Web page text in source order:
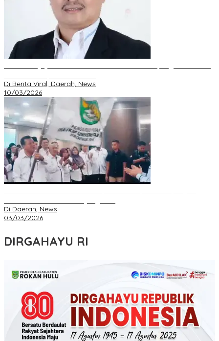
Di Berita Viral, Daerah, News
10/03/2026
Di Daerah, News
03/03/2026
DIRGAHAYU RI